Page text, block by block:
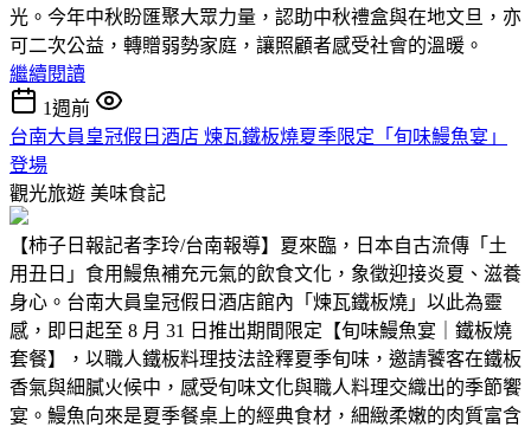
光。今年中秋盼匯聚大眾力量，認助中秋禮盒與在地文旦，亦
可二次公益，轉贈弱勢家庭，讓照顧者感受社會的溫暖。
繼續閱讀
1週前
台南大員皇冠假日酒店 煉瓦鐵板燒夏季限定「旬味鰻魚宴」
登場
觀光旅遊 美味食記
【柿子日報記者李玲/台南報導】夏來臨，日本自古流傳「土
用丑日」食用鰻魚補充元氣的飲食文化，象徵迎接炎夏、滋養
身心。台南大員皇冠假日酒店館內「煉瓦鐵板燒」以此為靈
感，即日起至 8 月 31 日推出期間限定【旬味鰻魚宴｜鐵板燒
套餐】，以職人鐵板料理技法詮釋夏季旬味，邀請饕客在鐵板
香氣與細膩火候中，感受旬味文化與職人料理交織出的季節饗
宴。鰻魚向來是夏季餐桌上的經典食材，細緻柔嫩的肉質富含